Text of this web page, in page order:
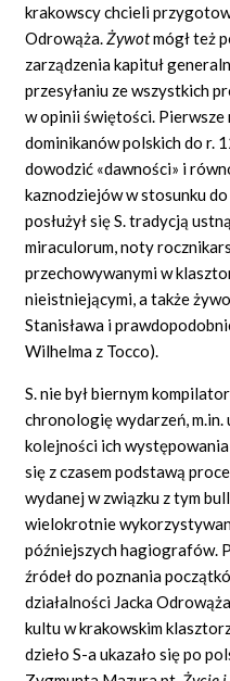
krakowscy chcieli
Odrowąża.Żywotmógł też
zarządzenia kapituł
przesyłaniu ze wszystkich
w opinii świętości.
dominikanów polskich do r.
dowodzić «dawności» i
kaznodziejów w stosunku
posłużył się S. tradycją
miraculorum, noty
przechowywanymi w
nieistniejącymi, a także
Stanisława i
Wilhelma z Tocco).
S. nie był biernym
chronologię wydarzeń, m.in.
kolejności ich
się z czasem podstawą
wydanej w związku z tym
wielokrotnie
późniejszych hagiografów.
źródeł do poznania
działalności Jacka
kultu w krakowskim
dzieło S-a ukazało się po